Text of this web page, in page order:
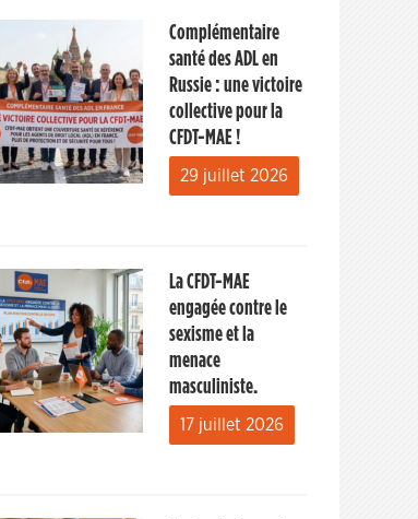
Complémentaire
santé des ADL en
Russie : une victoire
collective pour la
CFDT-MAE !
29 juillet 2026
La CFDT-MAE
engagée contre le
sexisme et la
menace
masculiniste.
17 juillet 2026